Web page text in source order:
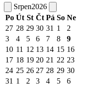
Srpen2026
Po Út St Čt Pá So Ne
27 28 29 30 31 1
2
3
4 5 6 7 8
9
10 11 12 13 14 15 16
17 18 19 20 21 22 23
24 25 26 27 28 29 30
31 1 2 3 4 5 6